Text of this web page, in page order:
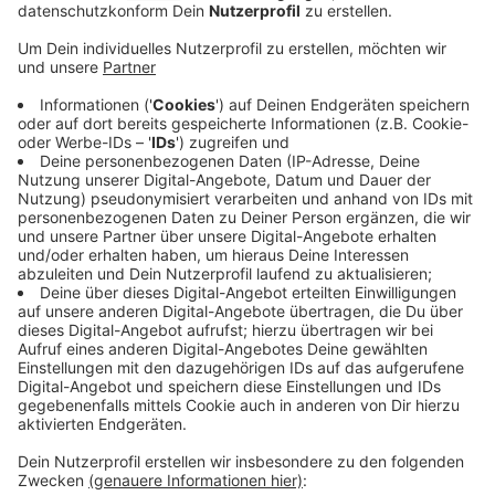
In einer Sondersitzung hat der Klever Kreistag gestern
einstimmig beschlossen, von Anfang August bis Ende
Dezember dieses Jahres mögliche Verluste des
Krankenhauses von bis zu 4,5 Millionen Euro zu
übernehmen. Ziel sei es, das Spital erst einmal in eine
stabile Situation zu bringen. Gleichzeitig soll geprüft
werden, wie das Krankenhaus langfristig erhalten
werden kann. Das sagte der Kreis Klever Landrat
Christoph Gerwers in einem Interview mit Antenne
Niederrhein. Geprüft wird auch eine Übernahme der
Krankenhausgesellschaft durch den Kreis Kleve mit
verschiedenen Partnern wie etwa der Katholischen
Karl-Leisner-Trägergesellschaft mit seinen 4
Krankenhäusern in Kleve, Goch, Kalkar und Kevelaer.
Anzeige